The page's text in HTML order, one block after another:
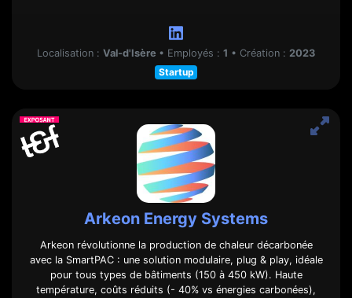
Localisation : Val-d'Isère • Employés : 1 • Création : 2023
Startup
Arkeon Energy Systems
Arkeon révolutionne la production de chaleur décarbonée
avec la SmartPAC : une solution modulaire, plug & play, idéale
pour tous types de bâtiments (150 à 450 kW). Haute
température, coûts réduits (- 40% vs énergies carbonées),